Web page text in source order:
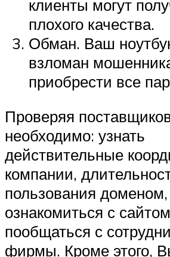
клиенты могут
плохого качества.
Обман. Ваш
взломан
приобрести все
Проверяя
необходимо: узнать
действительные
компании,
пользования доменом,
ознакомиться с
пообщаться с
фирмы. Кроме этого,